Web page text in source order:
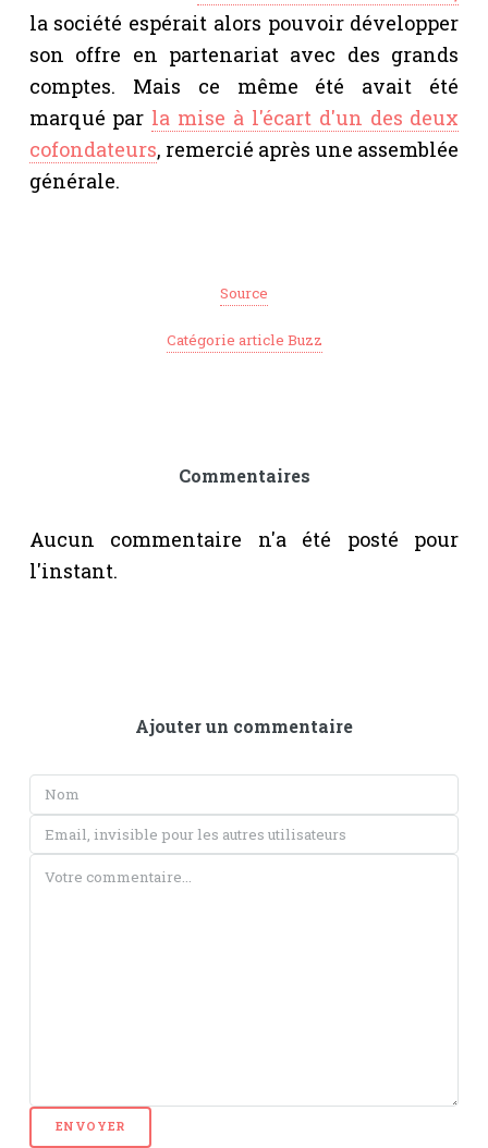
la société espérait alors pouvoir développer
son offre en partenariat avec des grands
comptes. Mais ce même été avait été
marqué par la mise à l'écart d'un des deux
cofondateurs, remercié après une assemblée
générale.
Source
Catégorie article Buzz
Ajouter un commentaire
Commentaires
Aucun commentaire n'a été posté pour
l'instant.